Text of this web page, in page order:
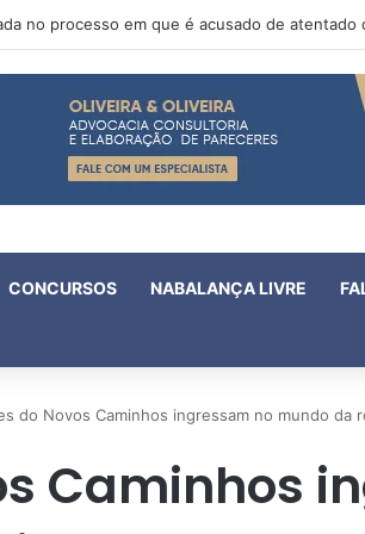
CONCURSOS NABALANÇA LIVRE
do Novos Caminhos ingressam no mundo da
Caminhos